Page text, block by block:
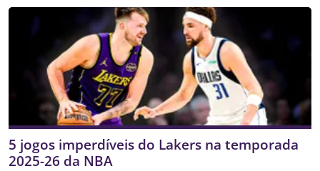
5 jogos imperdíveis do Lakers na temporada
2025-26 da NBA